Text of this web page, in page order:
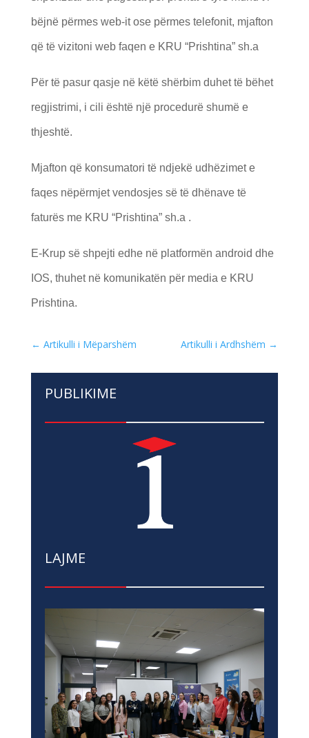
bëjnë përmes web-it ose përmes telefonit, mjafton
që të vizitoni web faqen e KRU “Prishtina” sh.a
Për të pasur qasje në këtë shërbim duhet të bëhet
regjistrimi, i cili është një procedurë shumë e
thjeshtë.
Mjafton që konsumatori të ndjekë udhëzimet e
faqes nëpërmjet vendosjes së të dhënave të
faturës me KRU “Prishtina” sh.a .
E-Krup së shpejti edhe në platformën android dhe
IOS, thuhet në komunikatën për media e KRU
Prishtina.
← Artikulli i Mëparshëm Artikulli i Ardhshëm →
PUBLIKIME
LAJME